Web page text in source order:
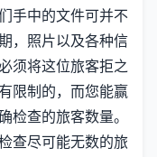
手中的文件可并不
，照片以及各种信
须将这位旅客拒之
限制的，而您能赢
检查的旅客数量。
查尽可能无数的旅